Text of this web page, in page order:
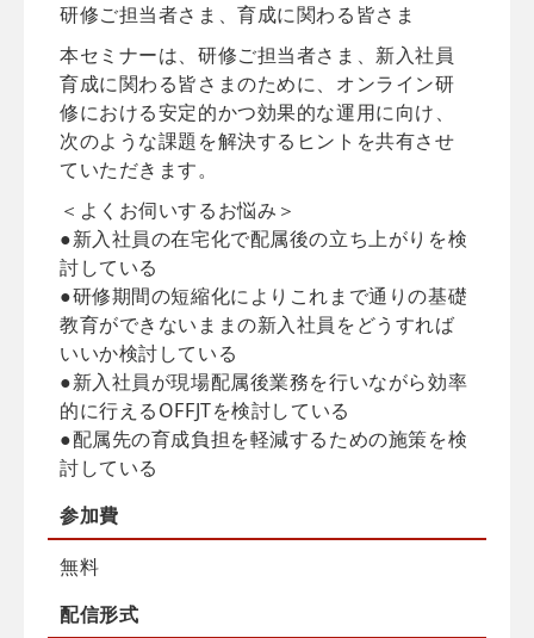
研修ご担当者さま、育成に関わる皆さま
本セミナーは、研修ご担当者さま、新入社員
育成に関わる皆さまのために、オンライン研
修における安定的かつ効果的な運用に向け、
次のような課題を解決するヒントを共有させ
ていただきます。
＜よくお伺いするお悩み＞
●新入社員の在宅化で配属後の立ち上がりを検
討している
●研修期間の短縮化によりこれまで通りの基礎
教育ができないままの新入社員をどうすれば
いいか検討している
●新入社員が現場配属後業務を行いながら効率
的に行えるOFFJTを検討している
●配属先の育成負担を軽減するための施策を検
討している
参加費
無料
配信形式